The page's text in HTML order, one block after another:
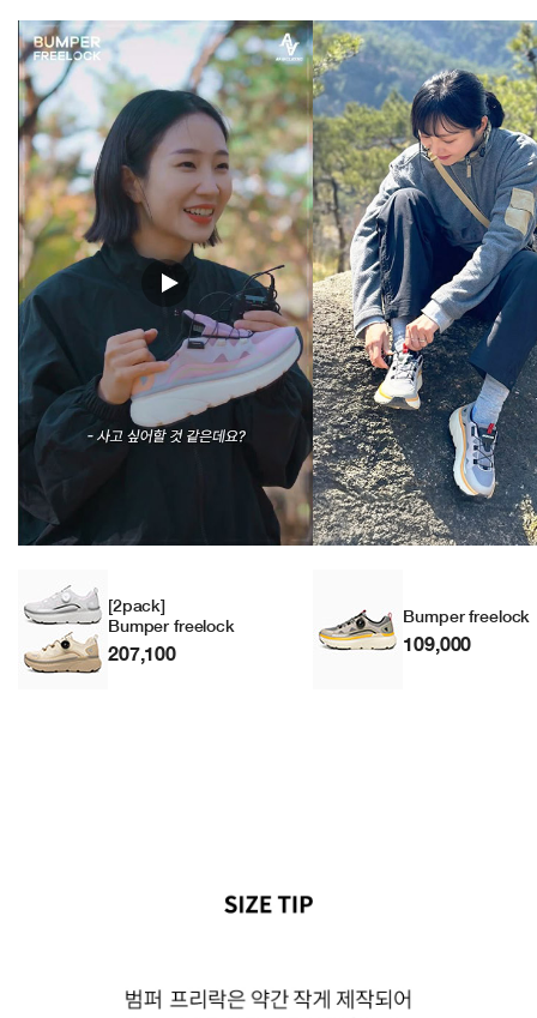
[2pack]
Bumper freelock
207,100
Bumper freelock
109,000